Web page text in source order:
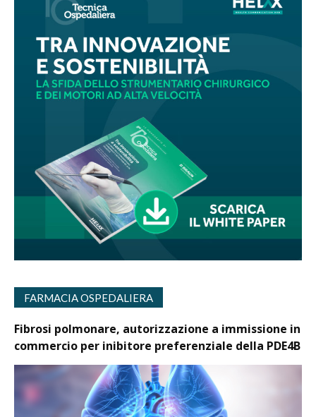
FARMACIA OSPEDALIERA
Fibrosi polmonare, autorizzazione a immissione in
commercio per inibitore preferenziale della PDE4B